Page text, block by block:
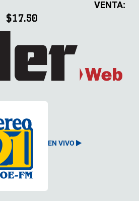
VENTA:
$17.50
EN VIVO